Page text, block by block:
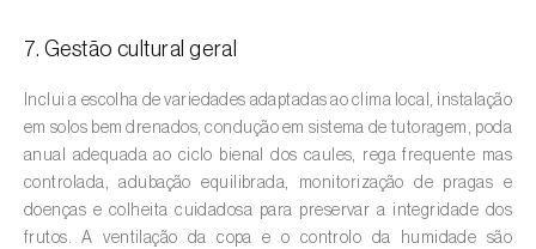
Cenoura (Daucus carota)
Centeio (Secale cereale
Cerejeira (Prunus avium L.)
7. Gestão cultural geral
Inclui a escolha de variedades adaptadas ao clima local, instalação
em solos bem drenados, condução em sistema de tutoragem, poda
anual adequada ao ciclo bienal dos caules, rega frequente mas
controlada, adubação equilibrada, monitorização de pragas e
doenças e colheita cuidadosa para preservar a integridade dos
frutos. A ventilação da copa e o controlo da humidade são